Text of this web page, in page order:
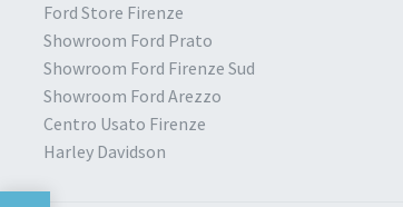
Ford Store Firenze
Showroom Ford Prato
Showroom Ford Firenze Sud
Showroom Ford Arezzo
Centro Usato Firenze
Harley Davidson